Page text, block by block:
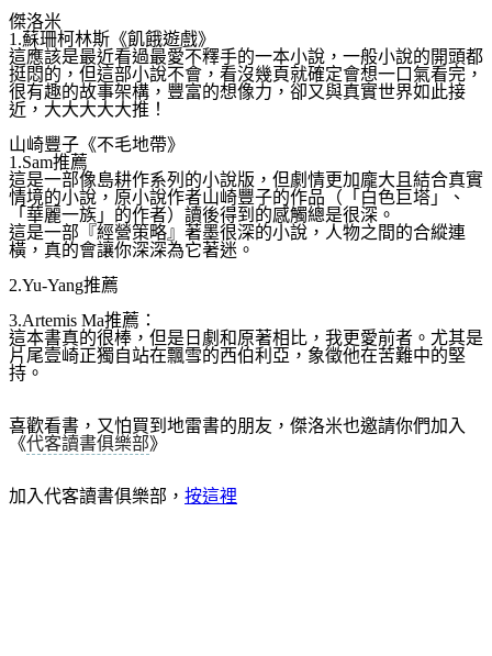
傑洛米
1.蘇珊柯林斯《飢餓遊戲》
這應該是最近看過最愛不釋手的一本小說，一般小說的開頭都
挺悶的，但這部小說不會，看沒幾頁就確定會想一口氣看完，
很有趣的故事架構，豐富的想像力，卻又與真實世界如 此接
近，大大大大大推！
山崎豐子《不毛地帶》
1.Sam推薦
這是一部像島耕作系列的小說版，但劇情更加龐大且結合真實
情境的小說，原小說作者山崎豐子的作品（「白色巨塔」
、
「華麗一族」的作者）讀後得到的感觸總是很深。
這是一部『經營策略』著墨很深的小說，人物之間的合縱連
橫，真的會讓你深深為它著迷。
2.Yu-Yang推薦
3.Artemis Ma推薦：
這本書真的很棒，但是日劇和原著相比，我更愛前者。尤其是
片尾壹崎正獨自站在飄雪的西伯利亞，象徵他在苦難中的堅
持。
喜歡看書，又怕買到地雷書的朋友，傑洛米也邀請你們加入
《代客讀書俱樂部》
加入代客讀書俱樂部， 按這裡